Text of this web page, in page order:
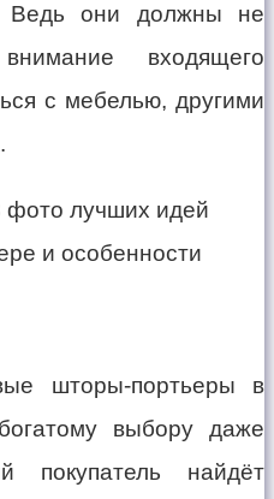
Ведь они должны не
входящего
с мебелью, другими
шторы-портьеры в
выбору даже
покупатель найдёт